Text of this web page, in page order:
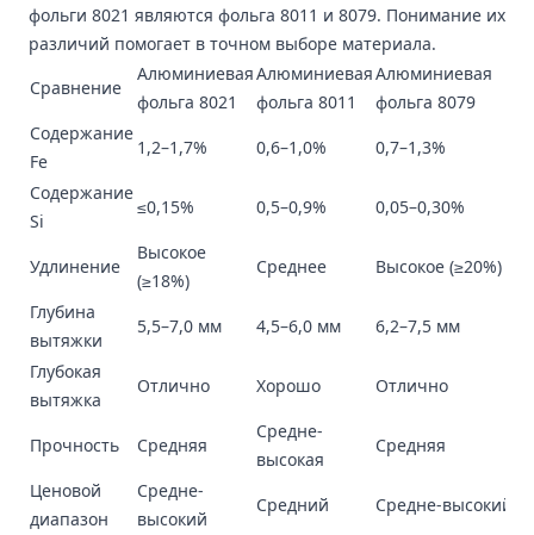
фольги 8021 являются фольга 8011 и 8079. Понимание их
различий помогает в точном выборе материала.
Сравнение
Алюминиевая
фольга 8021
Алюминиевая
фольга 8011
Алюминиевая
фольга 8079
Содержание
Fe
1,2–1,7% 0,6–1,0%
0,7–1,3%
Содержание
Si
≤0,15% 0,5–0,9% 0,05–0,30%
Удлинение
Высокое
(≥18%)
Среднее
Высокое (≥20%)
Глубина
вытяжки
5,5–7,0 мм 4,5–6,0 мм
6,2–7,5 мм
Глубокая
вытяжка
Отлично Хорошо Отлично
Прочность Средняя
Средне-
высокая
Средняя
Ценовой
диапазон
Средне-
высокий
Средний Средне-высокий